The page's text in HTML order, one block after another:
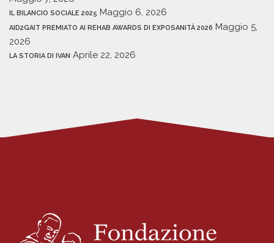
IL BILANCIO SOCIALE 2025 Maggio 6, 2026
AID2GAIT PREMIATO AI REHAB AWARDS DI EXPOSANITÀ 2026 Maggio 5,
2026
LA STORIA DI IVAN Aprile 22, 2026